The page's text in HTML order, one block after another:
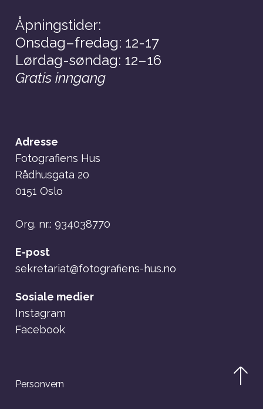
Åpningstider:
Onsdag–fredag: 12-17
Lørdag-søndag: 12–16
Gratis inngang
Adresse
Fotografiens Hus
Rådhusgata 20
0151 Oslo
Org. nr.: 934038770
E-post
sekretariat@fotografiens-hus.no
Sosiale medier
Instagram
Facebook
Personvern